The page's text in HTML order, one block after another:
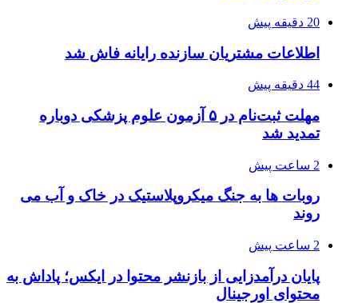
20 دقیقه پیش
اطلاعات مشتریان سازنده رایانه فاش شد
44 دقیقه پیش
مهلت ثبت‌نام در ۵ آزمون علوم پزشکی دوباره
تمدید شد
2 ساعت پیش
روبات ها به جنگ میکروپلاستیک در خاک و آب می
روند
2 ساعت پیش
پایان درآمدزایی از بازنشر محتوا در ایکس؛ پاداش به
محتوای اورجینال